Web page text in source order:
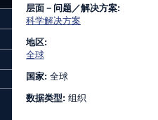
层面－问题／解决方案:
科学解决方案
地区:
全球
国家: 全球
数据类型: 组织